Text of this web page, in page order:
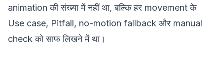
animation की संख्या में नहीं था, बल्कि हर movement के
Use case, Pitfall, no-motion fallback और manual
check को साफ लिखने में था।